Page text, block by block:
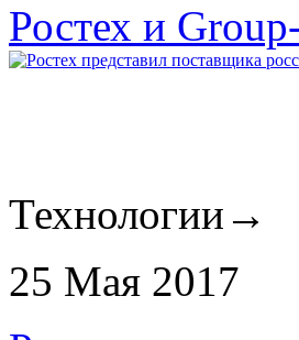
Ростех и
Технологии →
25 Мая 2017